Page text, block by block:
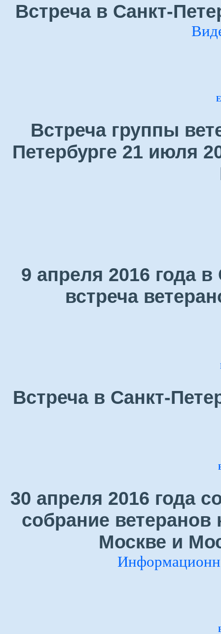
Встреча в Санкт-
Встреча группы
Петербурге 21 июля
9 апреля 2016 года
встреча
Встреча в Санкт-
30 апреля 2016 года
собрание
Москве и